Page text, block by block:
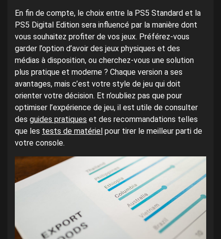
En fin de compte, le choix entre la PS5 Standard et la
PS5 Digital Edition sera influencé par la manière dont
vous souhaitez profiter de vos jeux. Préférez-vous
garder l’option d’avoir des jeux physiques et des
médias à disposition, ou cherchez-vous une solution
plus pratique et moderne ? Chaque version a ses
avantages, mais c’est votre style de jeu qui doit
orienter votre décision. Et n’oubliez pas que pour
optimiser l’expérience de jeu, il est utile de consulter
des guides pratiques et des recommandations telles
que les tests de matériel pour tirer le meilleur parti de
votre console.